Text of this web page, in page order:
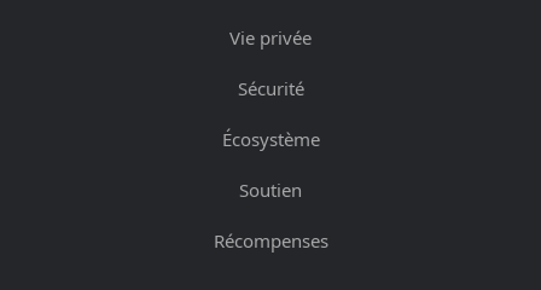
Vie privée
Sécurité
Écosystème
Soutien
Récompenses